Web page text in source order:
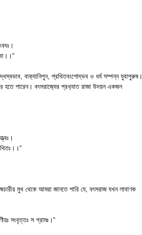
বাক‍্যানিপুন, প্রথিতবংশোদ্ভব ও ধর্য সম্পন্ন যুবাপুরুষ।
হতে পারেন। বৎসরাজ‍্যের প্রখ‍্যাত রাজা উদয়ন একজন
মুখ থেকে আমরা জানতে পারি যে, বৎসরাজ যখন লাবাণক
সংবৃত্তঃ স গ্রামঃ।”